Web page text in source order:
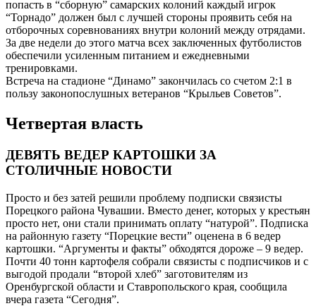
попасть в “сборную” самарских колоний каждый игрок
“Торнадо” должен был с лучшей стороны проявить себя на
отборочных соревнованиях внутри колоний между отрядами.
За две недели до этого матча всех заключенных футболистов
обеспечили усиленным питанием и ежедневными
тренировками.
Встреча на стадионе “Динамо” закончилась со счетом 2:1 в
пользу законопослушных ветеранов “Крыльев Советов”.
Четвертая власть
ДЕВЯТЬ ВЕДЕР КАРТОШКИ ЗА
СТОЛИЧНЫЕ НОВОСТИ
Просто и без затей решили проблему подписки связисты
Порецкого района Чувашии. Вместо денег, которых у крестьян
просто нет, они стали принимать оплату “натурой”. Подписка
на районную газету “Порецкие вести” оценена в 6 ведер
картошки. “Аргументы и факты” обходятся дороже – 9 ведер.
Почти 40 тонн картофеля собрали связисты с подписчиков и с
выгодой продали “второй хлеб” заготовителям из
Оренбургской области и Ставропольского края, сообщила
вчера газета “Сегодня”.